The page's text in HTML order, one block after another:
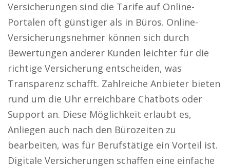
Versicherungen sind die Tarife auf Online-
Portalen oft günstiger als in Büros. Online-
Versicherungsnehmer können sich durch
Bewertungen anderer Kunden leichter für die
richtige Versicherung entscheiden, was
Transparenz schafft. Zahlreiche Anbieter bieten
rund um die Uhr erreichbare Chatbots oder
Support an. Diese Möglichkeit erlaubt es,
Anliegen auch nach den Bürozeiten zu
bearbeiten, was für Berufstätige ein Vorteil ist.
Digitale Versicherungen schaffen eine einfache